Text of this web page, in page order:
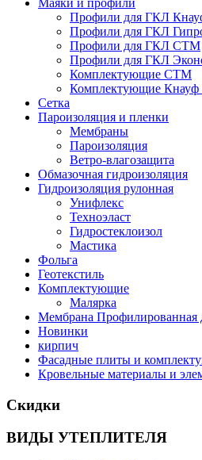
Маяки и профили
Профили для ГКЛ
Профили для ГКЛ
Профили для ГКЛ СТМ
Профили для ГКЛ
Комплектующие СТМ
Комплектующие Кнауф
Сетка
Пароизоляция и пленки
Мембраны
Пароизоляция
Ветро-влагозащита
Обмазочная гидроизоляция
Гидроизоляция рулонная
Унифлекс
Техноэласт
Гидростеклоизол
Мастика
Фольга
Геотекстиль
Комплектующие
Малярка
Мембрана Профилированная
Новинки
кирпич
Фасадные плиты и
Кровельные материалы и
Скидки
ВИДЫ УТЕПЛИТЕЛЯ